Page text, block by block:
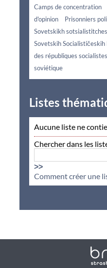
Camps de concentration
d'opinion
Prisonniers
Sovetskikh
Sovetskih Socialističeskih
des républiques
soviétique
Listes
Aucune liste ne
Chercher dans les
>>
Comment créer une